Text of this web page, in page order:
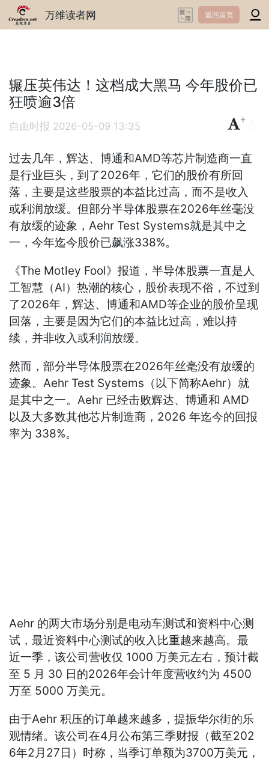
万维读者网 返回首页
辗压英伟达！这档成大黑马 今年股价已
狂喷逾3倍
自由时报 2026-05-09 13:35
+
过去几年，辉达、博通和AMD等芯片制造商一直
是行业巨头，到了2026年，它们的股价有所回
落，主要是这些股票的本益比过高，而不是收入
或利润放缓。但部分半导体股票在2026年丝毫没
有放缓的迹象，Aehr Test Systems就是其中之
一，今年迄今股价已飙涨338%。
《The Motley Fool》报道，半导体股票一直是人
工智慧（AI）热潮的核心，股价表现不俗，不过到
了2026年，辉达、博通和AMD等企业的股价呈现
回落，主要是因为它们的本益比过高，难以持
续，并非收入或利润放缓。
然而，部分半导体股票在2026年丝毫没有放缓的
迹象。Aehr Test Systems（以下简称Aehr）就
是其中之一。Aehr 已经击败辉达、博通和 AMD
以及大多数其他芯片制造商，2026 年迄今的回报
率为 338%。
Aehr 的两大市场分别是电动车测试和资料中心测
试，最近资料中心测试的收入比重越来越高。最
近一季，该公司营收仅 1000 万美元左右，预计截
至 5 月 30 日的2026年会计年度营收约为 4500
万至 5000 万美元。
由于Aehr 积压的订单越来越多，提振华尔街的乐
观情绪。该公司在4月公布第三季财报（截至202
6年2月27日）时称，当季订单额为3700万美元，